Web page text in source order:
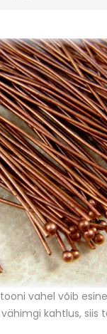
tooni vahel võib
kahtlus, siis